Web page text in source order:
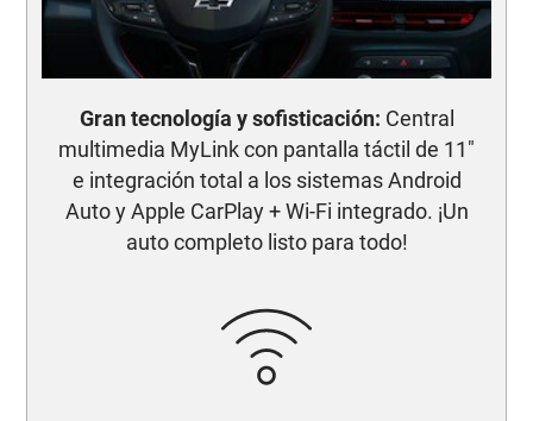
Gran tecnología y sofisticación: Central
multimedia MyLink con pantalla táctil de 11"
e integración total a los sistemas Android
Auto y Apple CarPlay + Wi-Fi integrado. ¡Un
auto completo listo para todo!